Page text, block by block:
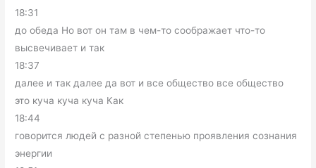
18:31
до обеда Но вот он там в чем-то соображает что-то
высвечивает и так
18:37
далее и так далее да вот и все общество все общество
это куча куча куча Как
18:44
говорится людей с разной степенью проявления сознания
энергии